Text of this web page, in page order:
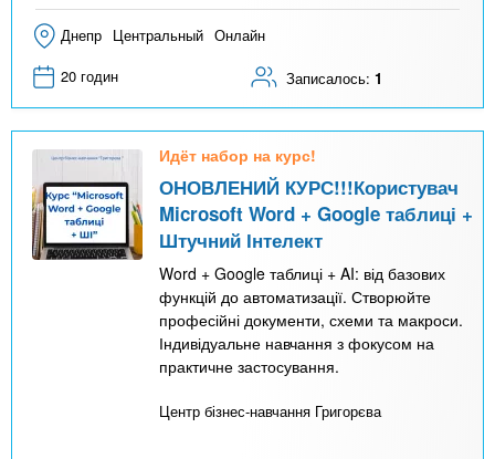
Днепр Центральный Онлайн
20 годин
Записалось: 1
Идёт набор на курс!
ОНОВЛЕНИЙ КУРС!!!Користувач
Microsoft Word + Google таблиці +
Штучний Інтелект
Word + Google таблиці + AI: від базових
функцій до автоматизації. Створюйте
професійні документи, схеми та макроси.
Індивідуальне навчання з фокусом на
практичне застосування.
Центр бізнес-навчання Григорєва